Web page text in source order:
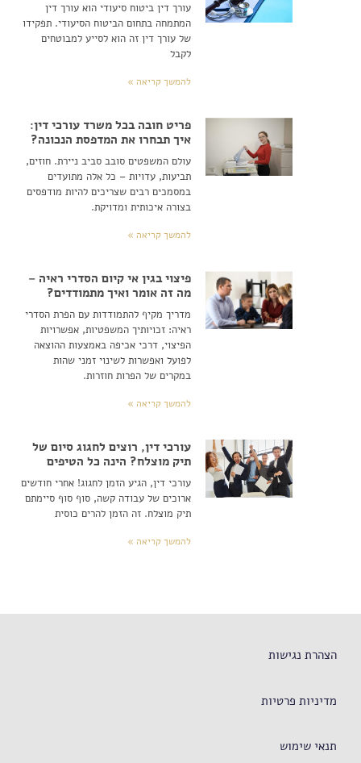
עורך דין ביטוח סיעודי הוא עורך דין
המתמחה בתחום הביטוח הסיעודי. תפקידו
של עורך דין זה הוא לסייע למבוטחים
לקבל
להמשך קריאה »
פריט חובה בכל משרד עורכי דין:
איך תבחרו את המדפסת הנכונה?
עולם המשפטים סובב סביב ניירת. חוזים,
תביעות, עדויות – כל אלה מתועדים
במסמכים רבים שצריכים להיות מודפסים
בצורה איכותית ומדויקת.
להמשך קריאה »
פיצוי בגין אי קיום הסדרי ראיה –
מה זה אומר ואיך מתמודדים?
מדריך מקיף להתמודדות עם הפרת הסדרי
ראיה: זכויותיך המשפטיות, אפשרויות
הפיצוי, דרכי אכיפה באמצעות ההוצאה
לפועל ואפשרות לשינוי זמני שהות
במקרים של הפרות חוזרות.
להמשך קריאה »
עורכי דין, רוצים לחגוג סיום של
תיק מוצלח? הינה כל הטיפים
עורכי דין, הגיע הזמן לחגוג! אחרי חודשים
ארוכים של עבודה קשה, סוף סוף סיימתם
תיק מוצלח. זה הזמן להרים כוסית
להמשך קריאה »
הצהרת נגישות
מדיניות פרטיות
תנאי שימוש